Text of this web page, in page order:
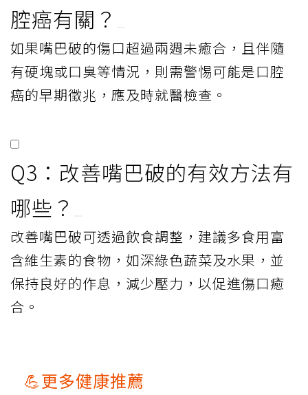
腔癌有關？
如果嘴巴破的傷口超過兩週未癒合，且伴隨
有硬塊或口臭等情況，則需警惕可能是口腔
癌的早期徵兆，應及時就醫檢查。
Q3：改善嘴巴破的有效方法有
哪些？
改善嘴巴破可透過飲食調整，建議多食用富
含維生素的食物，如深綠色蔬菜及水果，並
保持良好的作息，減少壓力，以促進傷口癒
合。
💪更多健康推薦